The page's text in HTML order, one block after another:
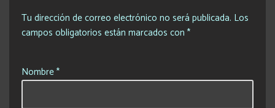
Tu dirección de correo electrónico no será publicada. Los
campos obligatorios están marcados con *
Nombre*